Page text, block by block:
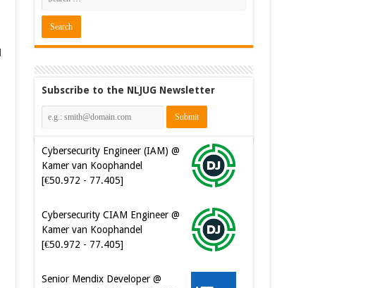
Subscribe to the NLJUG Newsletter
Cybersecurity Engineer (IAM) @
Kamer van Koophandel
[€50.972 - 77.405]
Cybersecurity CIAM Engineer @
[€50.972 - 77.405]
Senior Mendix Developer @
100.000]